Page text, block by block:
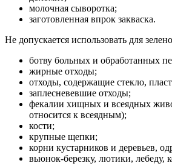
молочная сыворотка;
заготовленная впрок закваска.
Не допускается использовать для
ботву больных и обработанных
жирные отходы;
отходы, содержащие стекло,
заплесневевшие отходы;
фекалии хищных и всеядных
относится к всеядным);
кости;
крупные щепки;
корни кустарников и деревьев,
вьюнок-березку, лютики, лебеду,